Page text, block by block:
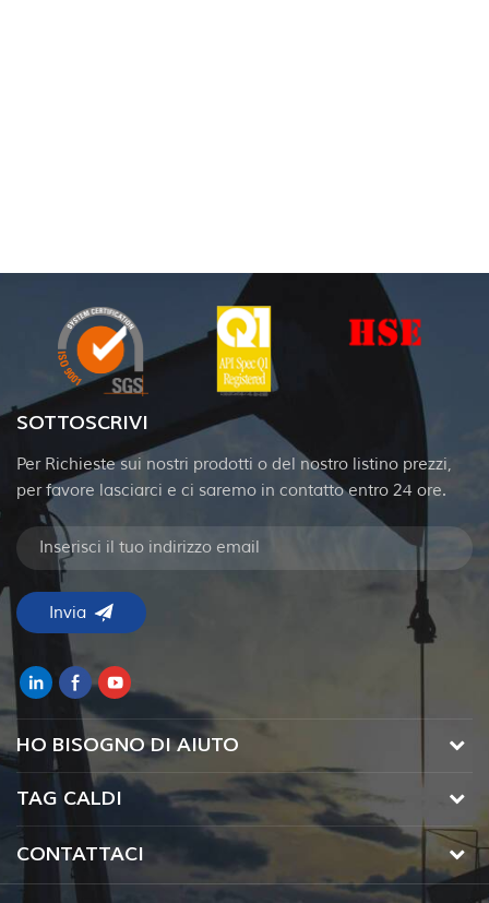
SOTTOSCRIVI
Per Richieste sui nostri prodotti o del nostro listino prezzi,
per favore lasciarci e ci saremo in contatto entro 24 ore.
HO BISOGNO DI AIUTO
TAG CALDI
CONTATTACI